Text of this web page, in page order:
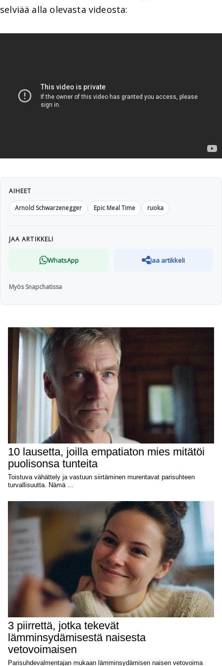
selviää alla olevasta videosta:
AIHEET
Arnold Schwarzenegger
Epic Meal Time ruoka
JAA ARTIKKELI
WhatsApp Jaa artikkeli
Myös Snapchatissa